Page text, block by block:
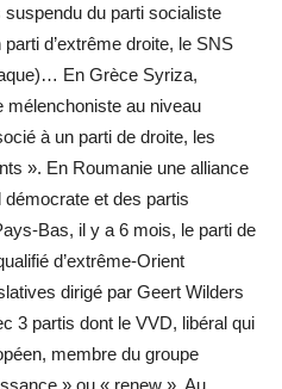
du parti socialiste
d’extrême droite, le SNS
En Grèce Syriza,
mélenchoniste au niveau
à un parti de droite, les
». En Roumanie une alliance
et des partis
Bas, il y a 6 mois, le parti de
d’extrême-Orient
dirigé par Geert Wilders
3 partis dont le VVD, libéral qui
membre du groupe
» ou « renew ». Au